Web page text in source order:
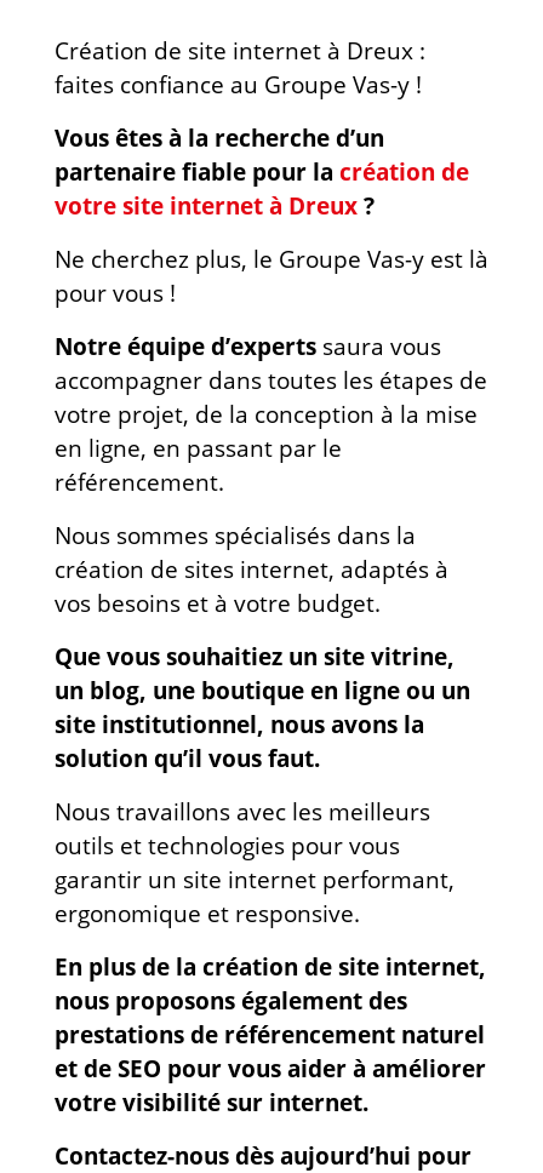
Création de site internet à Dreux :
faites confiance au Groupe Vas-y !
Vous êtes à la recherche d’un
partenaire fiable pour la création de
votre site internet à Dreux ?
Ne cherchez plus, le Groupe Vas-y est là
pour vous !
Notre équipe d’experts saura vous
accompagner dans toutes les étapes de
votre projet, de la conception à la mise
en ligne, en passant par le
référencement.
Nous sommes spécialisés dans la
création de sites internet, adaptés à
vos besoins et à votre budget.
Que vous souhaitiez un site vitrine,
un blog, une boutique en ligne ou un
site institutionnel, nous avons la
solution qu’il vous faut.
Nous travaillons avec les meilleurs
outils et technologies pour vous
garantir un site internet performant,
ergonomique et responsive.
En plus de la création de site internet,
nous proposons également des
prestations de référencement naturel
et de SEO pour vous aider à améliorer
votre visibilité sur internet.
Contactez-nous dès aujourd’hui pour